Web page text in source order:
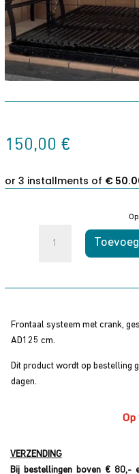
150,00 €
SYSTEEM
Frontaal systeem met crank,
AD125 cm.
Dit product wordt op bestelling
dagen.
Op
VERZENDING
Bij bestellingen boven € 80,-